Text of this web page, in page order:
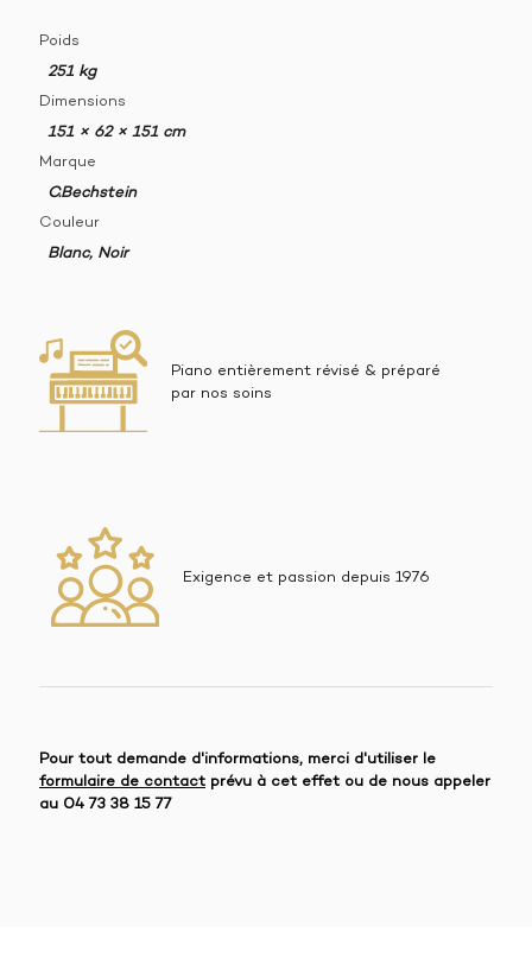
Poids
251 kg
Dimensions
151 × 62 × 151 cm
Marque
C.Bechstein
Couleur
Blanc, Noir
Piano entièrement révisé & préparé
par nos soins
Exigence et passion depuis 1976
Pour tout demande d'informations, merci d'utiliser le
formulaire de contact prévu à cet effet ou de nous appeler
au 04 73 38 15 77